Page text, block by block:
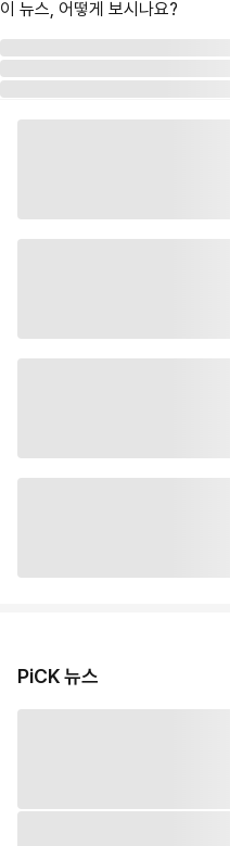
이 뉴스, 어떻게 보시나요?
PiCK 뉴스